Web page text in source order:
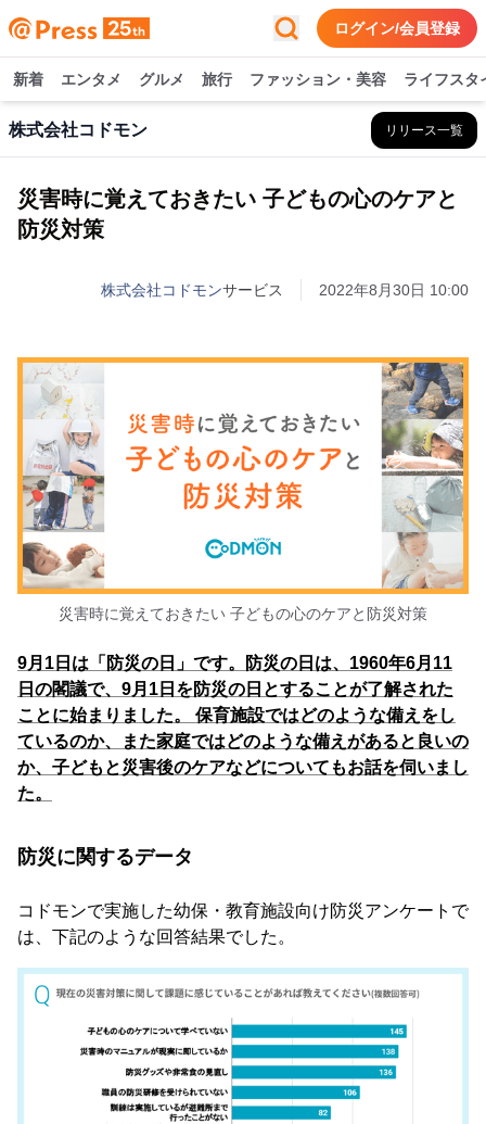
ログイン/会員登録
新着 エンタメ グルメ 旅行 ファッション・美容 ライフスタ
株式会社コドモン リリース一覧
災害時に覚えておきたい 子どもの心のケアと
防災対策
株式会社コドモンサービス 2022年8月30日 10:00
災害時に覚えておきたい 子どもの心のケアと防災対策
9月1日は「防災の日」です。防災の日は、1960年6月11
日の閣議で、9月1日を防災の日とすることが了解された
ことに始まりました。 保育施設ではどのような備えをし
ているのか、また家庭ではどのような備えがあると良いの
か、子どもと災害後のケアなどについてもお話を伺いまし
た。
防災に関するデータ
コドモンで実施した幼保・教育施設向け防災アンケートで
は、下記のような回答結果でした。